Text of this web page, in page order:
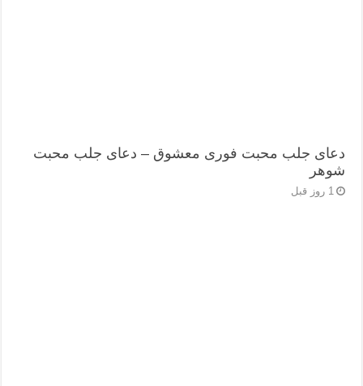
دعای جلب محبت فوری معشوق – دعای جلب محبت
شوهر
1 روز قبل